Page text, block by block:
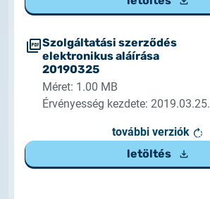
Szolgáltatási szerződés
elektronikus aláírása
20190325
Méret: 1.00 MB
Érvényesség kezdete: 2019.03.25.
további verziók
letöltés